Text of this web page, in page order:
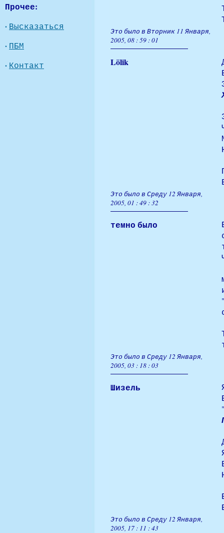
Прочее:
· Высказаться
· ПБМ
· Контакт
Это было в Вторник 11 Января,
2005, 08 : 59 : 01
Lölik
Это было в Среду 12 Января,
2005, 01 : 49 : 32
темно было
Это было в Среду 12 Января,
2005, 03 : 18 : 03
Шизель
Это было в Среду 12 Января,
2005, 17 : 11 : 43